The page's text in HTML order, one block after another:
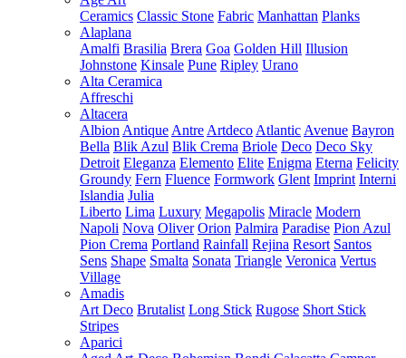
Ceramics Classic Stone Fabric Manhattan Planks
Alaplana
Amalfi Brasilia Brera Goa Golden Hill Illusion
Johnstone Kinsale Pune Ripley Urano
Alta Ceramica
Affreschi
Altacera
Albion Antique Antre Artdeco Atlantic Avenue Bayron
Bella Blik Azul Blik Crema Briole Deco Deco Sky
Detroit Eleganza Elemento Elite Enigma Eterna Felicity
Groundy Fern Fluence Formwork Glent Imprint Interni
Islandia Julia
Liberto Lima Luxury Megapolis Miracle Modern
Napoli Nova Oliver Orion Palmira Paradise Pion Azul
Pion Crema Portland Rainfall Rejina Resort Santos
Sens Shape Smalta Sonata Triangle Veronica Vertus
Village
Amadis
Art Deco Brutalist Long Stick Rugose Short Stick
Stripes
Aparici